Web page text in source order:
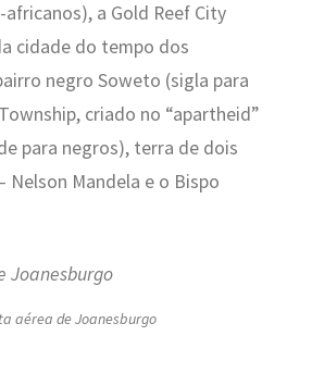
a Gold Reef City
cidade do tempo dos
negro Soweto (sigla para
criado no “apartheid”
para negros), terra de dois
Nelson Mandela e o Bispo
aérea de Joanesburgo